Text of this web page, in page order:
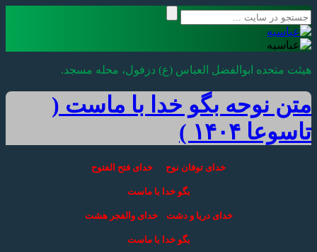
هیئت متحده ابوالفضل العباس (ع) دزفول، محله مسجد.
متن نوحه بگو خدا با ماست (
تاسوعا ۱۴۰۴ )
خدای توفان نوح خدای فتح الفتوح
بگو خدا با ماست
خدای دریا و دشت خدای والفجر هشت
بگو خدا با ماست